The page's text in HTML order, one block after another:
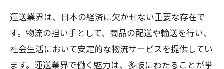
運送業界は、日本の経済に欠かせない重要な存在で
す。物流の担い手として、商品の配送や輸送を行い、
社会生活において安定的な物流サービスを提供してい
ます。運送業界で働く魅力は、多岐にわたることが挙